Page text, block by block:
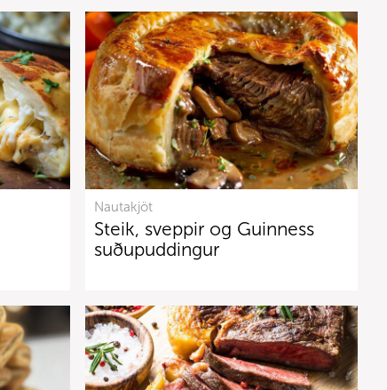
Nautakjöt
Steik, sveppir og Guinness
suðupuddingur